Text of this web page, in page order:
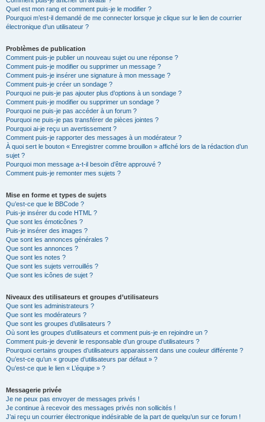
Quel est mon rang et comment puis-je le modifier ?
Pourquoi m’est-il demandé de me connecter lorsque je clique sur le lien de courrier
électronique d’un utilisateur ?
Problèmes de publication
Comment puis-je publier un nouveau sujet ou une réponse ?
Comment puis-je modifier ou supprimer un message ?
Comment puis-je insérer une signature à mon message ?
Comment puis-je créer un sondage ?
Pourquoi ne puis-je pas ajouter plus d’options à un sondage ?
Comment puis-je modifier ou supprimer un sondage ?
Pourquoi ne puis-je pas accéder à un forum ?
Pourquoi ne puis-je pas transférer de pièces jointes ?
Pourquoi ai-je reçu un avertissement ?
Comment puis-je rapporter des messages à un modérateur ?
À quoi sert le bouton « Enregistrer comme brouillon » affiché lors de la rédaction d’un
sujet ?
Pourquoi mon message a-t-il besoin d’être approuvé ?
Comment puis-je remonter mes sujets ?
Mise en forme et types de sujets
Qu’est-ce que le BBCode ?
Puis-je insérer du code HTML ?
Que sont les émoticônes ?
Puis-je insérer des images ?
Que sont les annonces générales ?
Que sont les annonces ?
Que sont les notes ?
Que sont les sujets verrouillés ?
Que sont les icônes de sujet ?
Niveaux des utilisateurs et groupes d’utilisateurs
Que sont les administrateurs ?
Que sont les modérateurs ?
Que sont les groupes d’utilisateurs ?
Où sont les groupes d’utilisateurs et comment puis-je en rejoindre un ?
Comment puis-je devenir le responsable d’un groupe d’utilisateurs ?
Pourquoi certains groupes d’utilisateurs apparaissent dans une couleur différente ?
Qu’est-ce qu’un « groupe d’utilisateurs par défaut » ?
Qu’est-ce que le lien « L’équipe » ?
Messagerie privée
Je ne peux pas envoyer de messages privés !
Je continue à recevoir des messages privés non sollicités !
J’ai reçu un courrier électronique indésirable de la part de quelqu’un sur ce forum !